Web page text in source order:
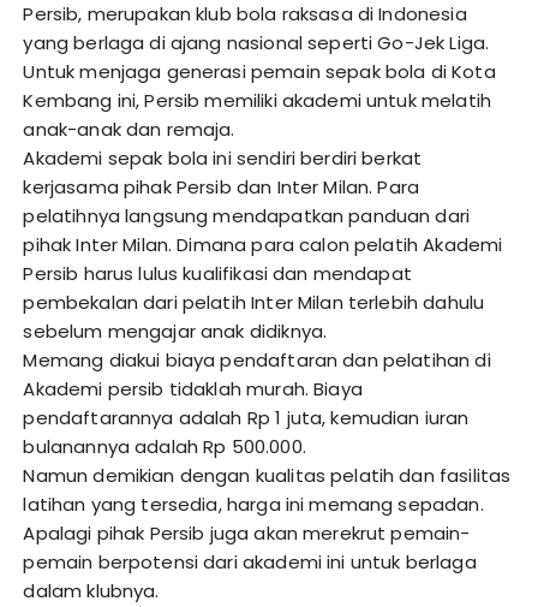
Persib, merupakan klub bola raksasa di Indonesia
yang berlaga di ajang nasional seperti Go-Jek Liga.
Untuk menjaga generasi pemain sepak bola di Kota
Kembang ini, Persib memiliki akademi untuk melatih
anak-anak dan remaja.
Akademi sepak bola ini sendiri berdiri berkat
kerjasama pihak Persib dan Inter Milan. Para
pelatihnya langsung mendapatkan panduan dari
pihak Inter Milan. Dimana para calon pelatih Akademi
Persib harus lulus kualifikasi dan mendapat
pembekalan dari pelatih Inter Milan terlebih dahulu
sebelum mengajar anak didiknya.
Memang diakui biaya pendaftaran dan pelatihan di
Akademi persib tidaklah murah. Biaya
pendaftarannya adalah Rp 1 juta, kemudian iuran
bulanannya adalah Rp 500.000.
Namun demikian dengan kualitas pelatih dan fasilitas
latihan yang tersedia, harga ini memang sepadan.
Apalagi pihak Persib juga akan merekrut pemain-
pemain berpotensi dari akademi ini untuk berlaga
dalam klubnya.